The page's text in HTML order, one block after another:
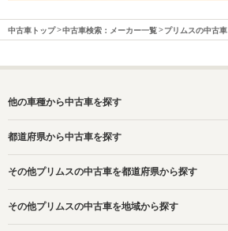
中古車トップ 中古車検索：メーカー一覧 プリムスの中古車
他の車種から中古車を探す
都道府県から中古車を探す
その他プリムスの中古車を都道府県から探す
その他プリムスの中古車を地域から探す